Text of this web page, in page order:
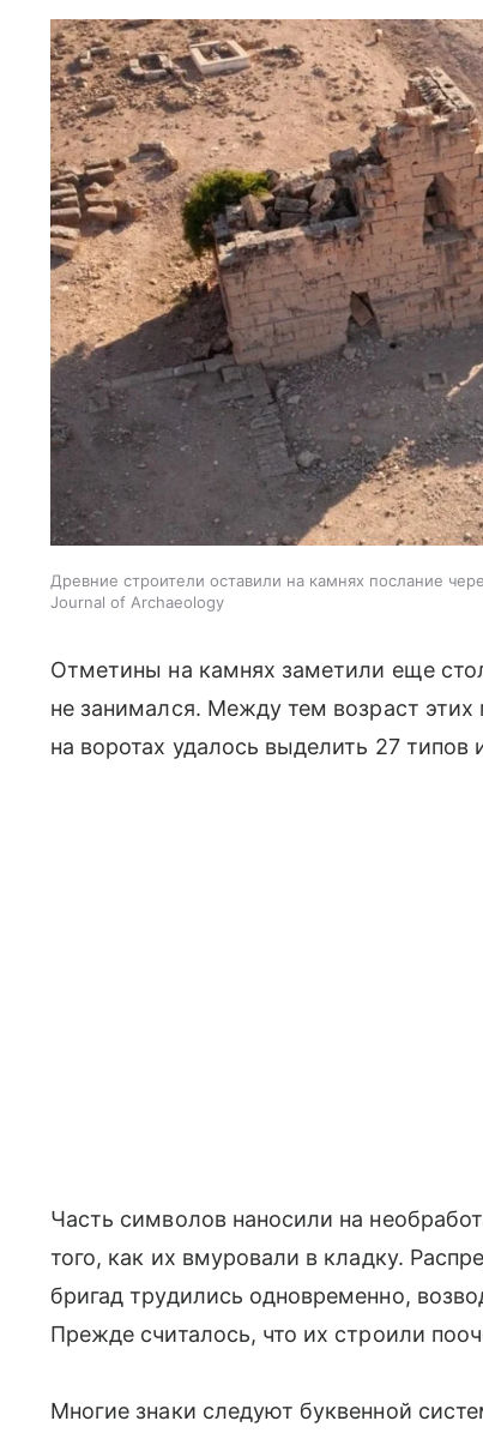
Древние строители оставили на камнях послание
Journal of Archaeology
Отметины на камнях заметили еще
не занимался. Между тем возраст
на воротах удалось выделить 27 типов
Часть символов наносили на
того, как их вмуровали в кладку.
бригад трудились одновременно,
Прежде считалось, что их строили
Многие знаки следуют буквенной